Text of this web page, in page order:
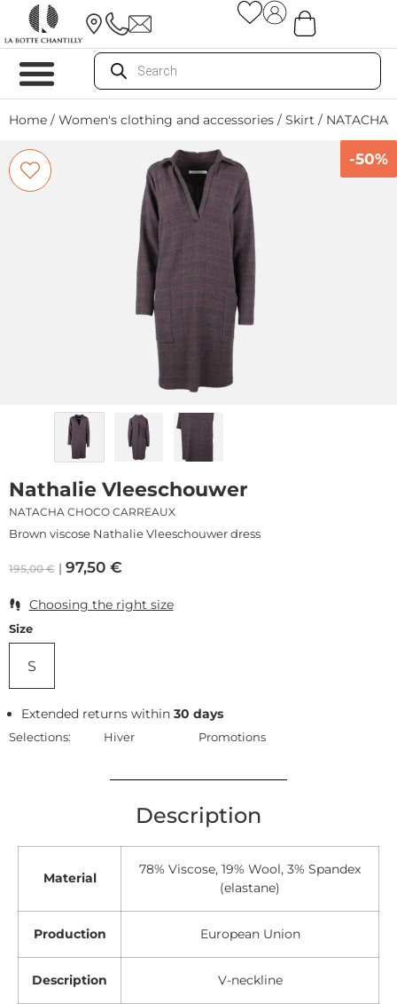
Home / Women's clothing and accessories / Skirt / NATACHA
-50%
Nathalie Vleeschouwer
NATACHA CHOCO CARREAUX
Brown viscose Nathalie Vleeschouwer dress
195,00€ 97,50 €
Choosing the right size
Size
S
Extended returns within30 days
Selections: Hiver Promotions
Description
Material
78% Viscose, 19% Wool, 3% Spandex
(elastane)
Production European Union
Description V-neckline